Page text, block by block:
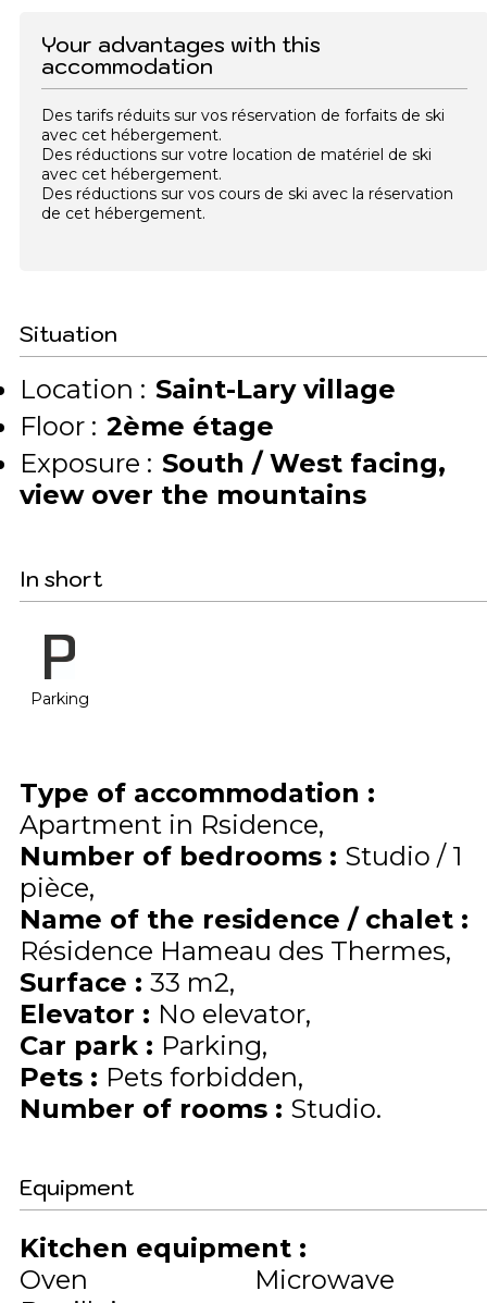
Your advantages with this
accommodation
Des tarifs réduits sur vos réservation de forfaits de ski
avec cet hébergement.
Des réductions sur votre location de matériel de ski
avec cet hébergement.
Des réductions sur vos cours de ski avec la réservation
de cet hébergement.
Situation
Location : Saint-Lary village
Floor : 2ème étage
Exposure : South / West facing
view over the mountains
In short
Parking
Type of accommodation :
Apartment in Rsidence
Number of bedrooms : Studio / 1
pièce
Name of the residence / chalet :
Résidence Hameau des Thermes
Surface : 33 m2
Elevator : No elevator
Car park : Parking
Pets : Pets forbidden
Number of rooms : Studio
Equipment
Kitchen equipment :
Oven
Microwave